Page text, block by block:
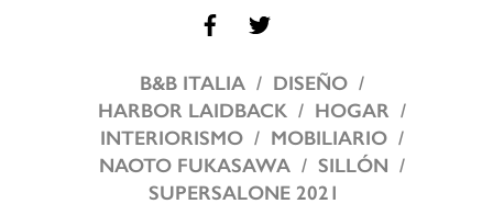
B&B ITALIA
DISEÑO
HARBOR LAIDBACK
HOGAR
INTERIORISMO
MOBILIARIO
NAOTO FUKASAWA
SILLÓN
SUPERSALONE 2021